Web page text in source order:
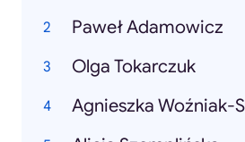
Paweł Adamowicz
Olga Tokarczuk